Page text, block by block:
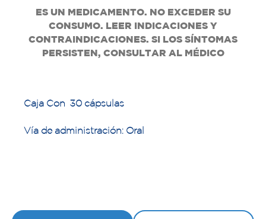
ES UN MEDICAMENTO. NO EXCEDER SU
CONSUMO. LEER INDICACIONES Y
CONTRAINDICACIONES. SI LOS SÍNTOMAS
PERSISTEN, CONSULTAR AL MÉDICO
Caja Con 30 cápsulas
Vía de administración: Oral